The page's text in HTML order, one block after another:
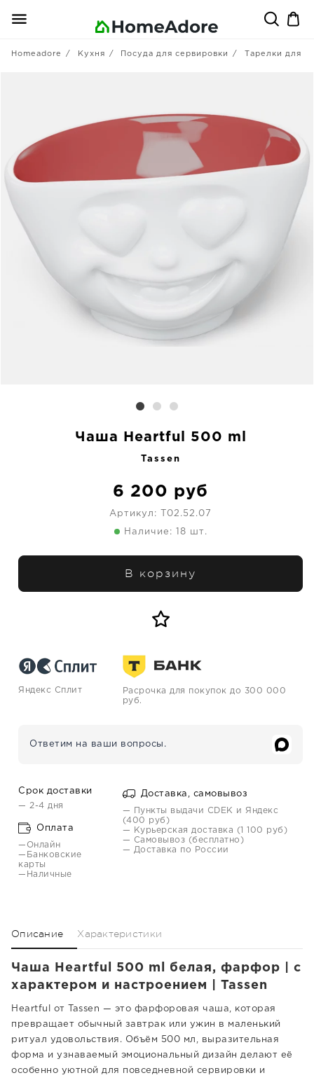
Homeadore Кухня Посуда для сервировки Тарелки для
Чаша Heartful 500 ml
Tassen
6 200 руб
Артикул: T02.52.07
Наличие: 18 шт.
В корзину
Яндекс Сплит
Расрочка для покупок до 300 000
руб.
Ответим на ваши вопросы.
Срок доставки
— 2-4 дня
Оплата
—Онлайн
—Банковские
карты
—Наличные
Доставка, самовывоз
— Пункты выдачи CDEK и Яндекс
(400 руб)
— Курьерская доставка (1 100 руб)
— Самовывоз (бесплатно)
— Доставка по России
Описание Характеристики
Чаша Heartful 500 ml белая, фарфор | с
характером и настроением | Tassen
Heartful от Tassen — это фарфоровая чаша, которая
превращает обычный завтрак или ужин в маленький
ритуал удовольствия. Объём 500 мл, выразительная
форма и узнаваемый эмоциональный дизайн делают её
особенно уютной для повседневной сервировки и